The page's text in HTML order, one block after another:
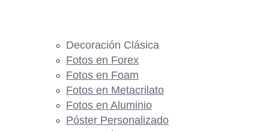
Decoración Clásica
Fotos en Forex
Fotos en Foam
Fotos en Metacrilato
Fotos en Aluminio
Póster Personalizado